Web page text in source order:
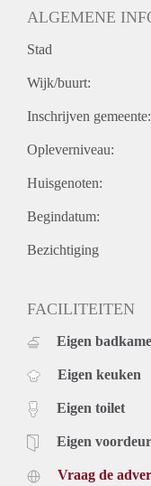
ALGEMENE
Stad
Wijk/buurt:
Inschrijven gemeente:
Opleverniveau:
Huisgenoten:
Begindatum:
Bezichtiging
FACILITEITEN
Eigen
Eigen keuken
Eigen toilet
Eigen voordeur
Vraag de